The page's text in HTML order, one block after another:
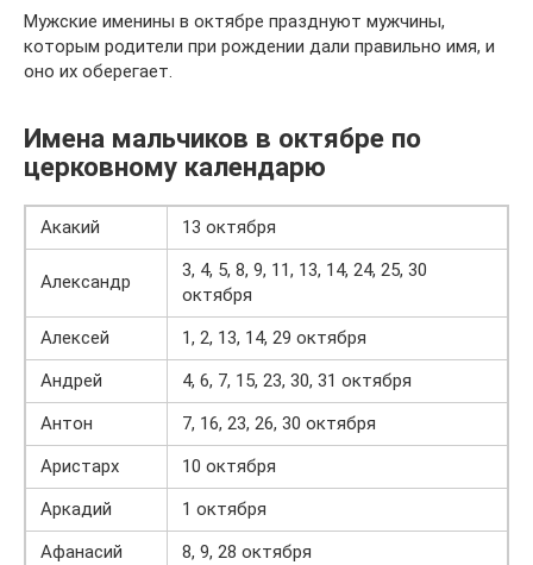
Мужские именины в октябре празднуют мужчины,
которым родители при рождении дали правильно имя, и
оно их оберегает.
Имена мальчиков в октябре по
церковному календарю
Акакий 13 октября
Александр
3, 4, 5, 8, 9, 11, 13, 14, 24, 25, 30
октября
Алексей
1, 2, 13, 14, 29 октября
Андрей
4, 6, 7, 15, 23, 30, 31 октября
Антон
7, 16, 23, 26, 30 октября
Аристарх
10 октября
Аркадий
1 октября
Афанасий
8, 9, 28 октября